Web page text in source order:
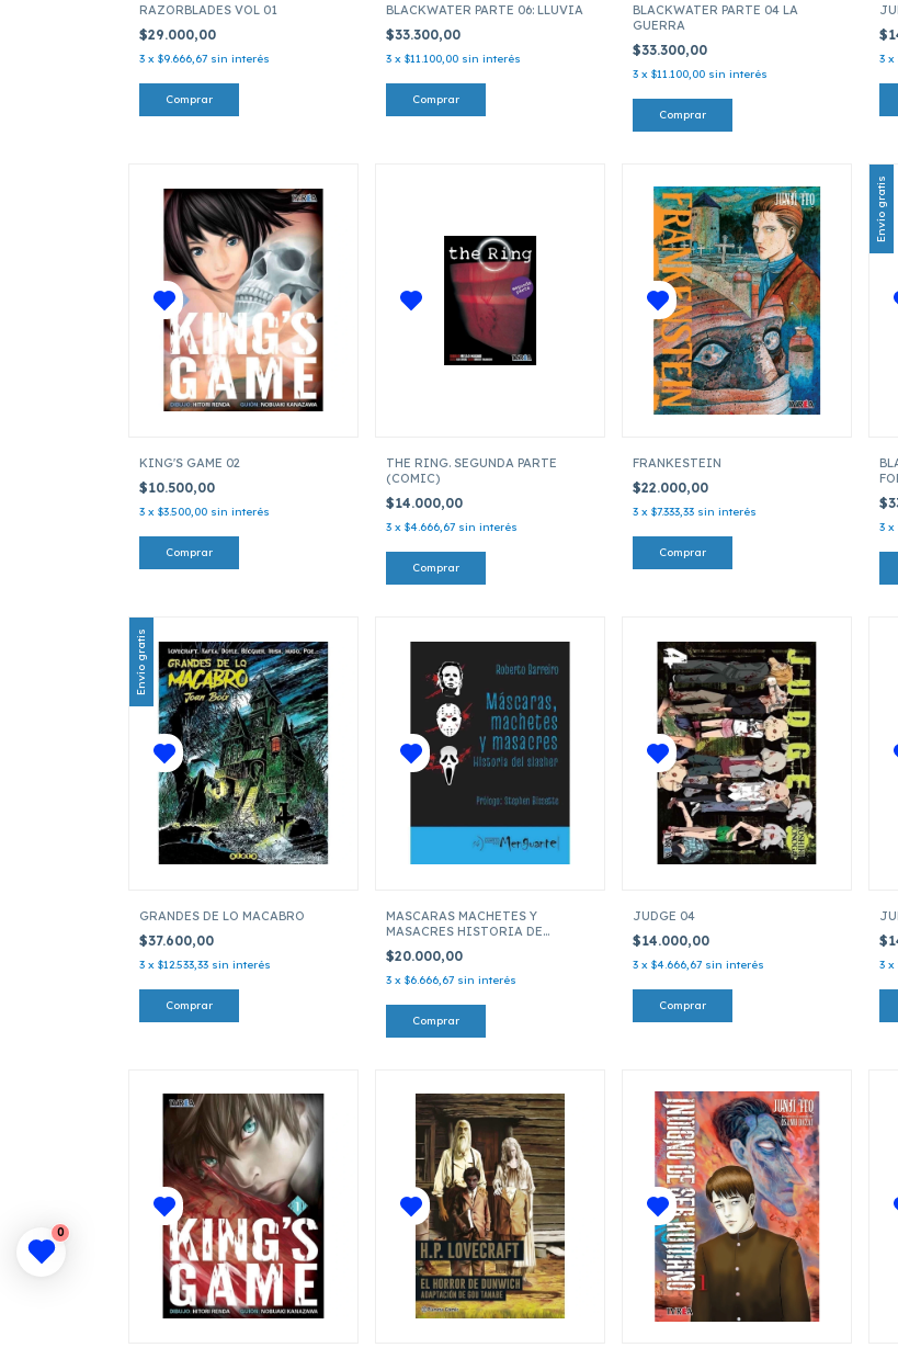
RAZORBLADES VOL 01
$29.000,00
3 x $9.666,67 sin interés
BLACKWATER PARTE 06: LLUVIA
$33.300,00
3 x $11.100,00 sin interés
BLACKWATER PARTE 04 LA
GUERRA
$33.300,00
3 x $11.100,00 sin interés
3 x
KING'S GAME 02
$10.500,00
3 x $3.500,00 sin interés
THE RING. SEGUNDA PARTE
(COMIC)
$14.000,00
3 x $4.666,67 sin interés
FRANKESTEIN
$22.000,00
3 x $7.333,33 sin interés
Envío gratis
3 x
Envío gratis
GRANDES DE LO MACABRO
$37.600,00
3 x $12.533,33 sin interés
MASCARAS MACHETES Y
MASACRES HISTORIA DE
$20.000,00
3 x $6.666,67 sin interés
JUDGE 04
$14.000,00
3 x $4.666,67 sin interés 3 x
0